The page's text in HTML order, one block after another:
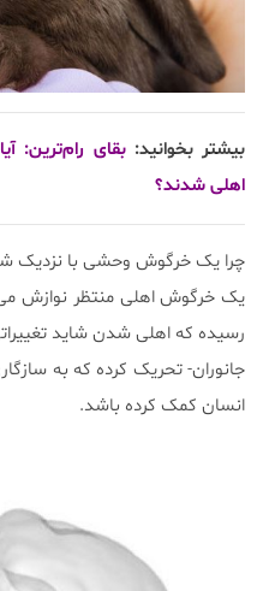
بیشتر بخوانید:بقای رام‌ترین:
اهلی شدند؟
چرا یک خرگوش وحشی با نزدیک
یک خرگوش اهلی منتظر نوازش
رسیده که اهلی شدن شاید
جانوران- تحریک کرده که به
انسان کمک کرده باشد.